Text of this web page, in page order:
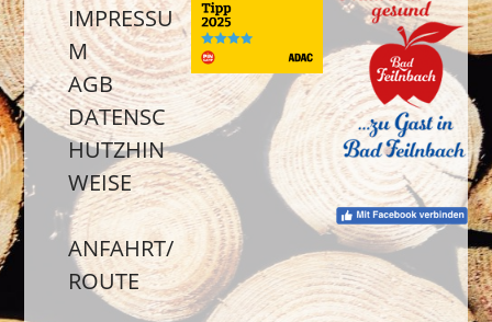
IMPRESSU
M
AGB
DATENSC
HUTZHIN
WEISE
ANFAHRT/
ROUTE